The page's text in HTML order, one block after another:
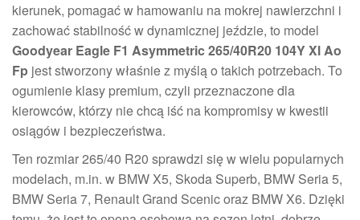
kierunek, pomagać w hamowaniu na mokrej nawierzchni i
zachować stabilność w dynamicznej jeździe, to model
Goodyear Eagle F1 Asymmetric 265/40R20 104Y Xl Ao
Fp jest stworzony właśnie z myślą o takich potrzebach. To
ogumienie klasy premium, czyli przeznaczone dla
kierowców, którzy nie chcą iść na kompromisy w kwestii
osiągów i bezpieczeństwa.
Ten rozmiar 265/40 R20 sprawdzi się w wielu popularnych
modelach, m.in. w BMW X5, Skoda Superb, BMW Seria 5,
BMW Seria 7, Renault Grand Scenic oraz BMW X6. Dzięki